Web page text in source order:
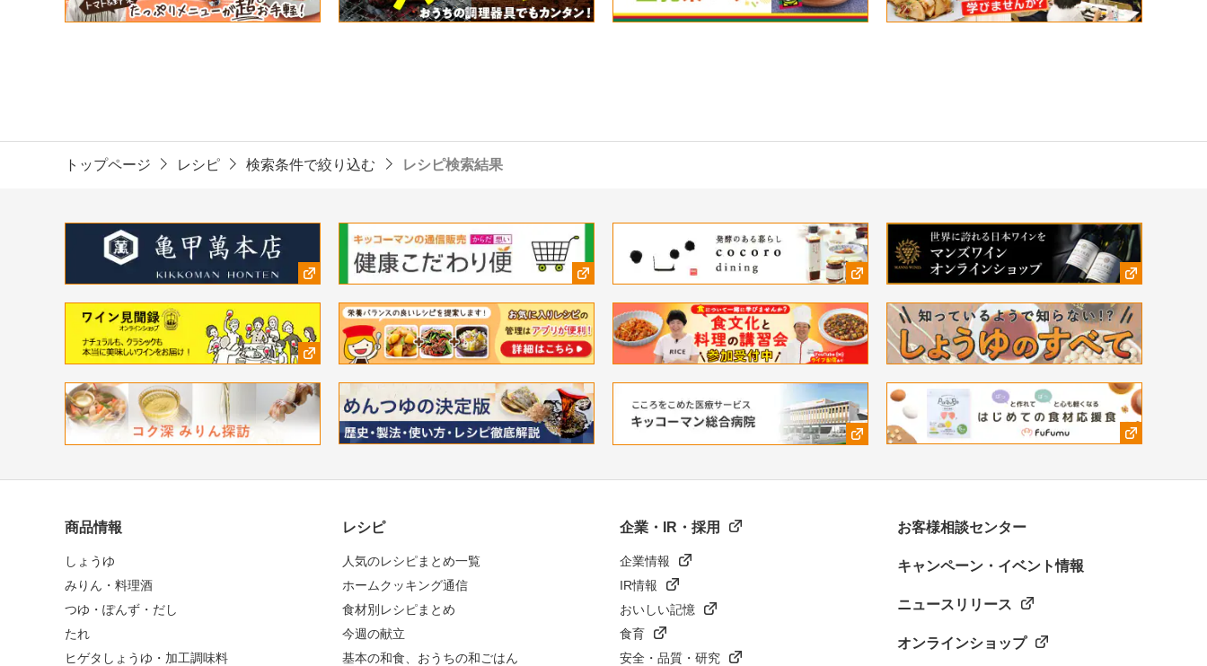
トップページ レシピ 検索条件で絞り込む レシピ検索結果
商品情報
しょうゆ
みりん・料理酒
つゆ・ぽんず・だし
たれ
ヒゲタしょうゆ・加工調味料
レシピ
人気のレシピまとめ一覧
ホームクッキング通信
食材別レシピまとめ
今週の献立
基本の和食、おうちの和ごはん
企業・IR・採用
企業情報
IR情報
おいしい記憶
食育
安全・品質・研究
お客様相談センター
キャンペーン・イベント情報
ニュースリリース
オンラインショップ